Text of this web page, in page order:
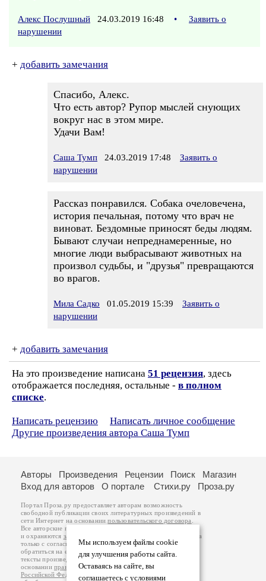
Алекс Послушный 24.03.2019 16:48 •
Заявить о
нарушении
+ добавить замечания
Спасибо, Алекс.
Что есть автор? Рупор мыслей снующих
вокруг нас в этом мире.
Удачи Вам!
Саша Тумп 24.03.2019 17:48
Заявить о
нарушении
Рассказ понравился. Собака очеловечена,
история печальная, потому что врач не
виноват. Бездомные приносят беды людям.
Бывают случаи непреднамеренные, но
многие люди выбрасывают животных на
произвол судьбы, и "друзья" превращаются
во врагов.
Мила Садко 01.05.2019 15:39
Заявить о
нарушении
+ добавить замечания
На это произведение написана 51 рецензия, здесь
отображается последняя, остальные - в полном
списке.
Написать рецензию
Написать личное сообщение
Другие произведения автора Саша Тумп
Мы используем файлы cookie
для улучшения работы сайта.
Оставаясь на сайте, вы
соглашаетесь с условиями
Авторы Произведения Рецензии Поиск
Магазин
Вход для авторов
О портале Стихи.ру Проза.ру
Портал Проза.ру предоставляет авторам возможность
свободной публикации своих литературных произведений в
сети Интернет на основаниипользовательского договора
Все авторские права на произведения принадлежат авторам
и охраняются законом
. Перепечатка произведений возможна
только с согласия его автора, к которому вы можете
обратиться на его авторской странице. Ответственность за
тексты произведений авторы несут самостоятельно на
основанииправил публикацииизаконодательства
Российской Федерации